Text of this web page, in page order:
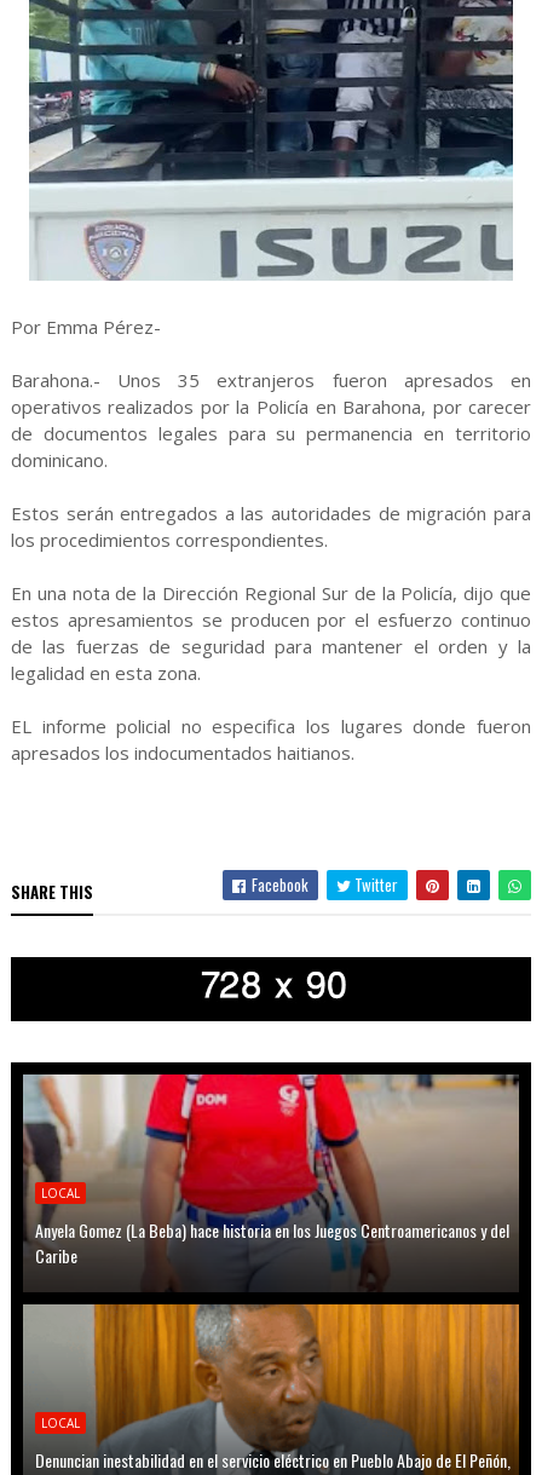
Por Emma Pérez-
Barahona.- Unos 35 extranjeros fueron apresados en
operativos realizados por la Policía en Barahona, por carecer
de documentos legales para su permanencia en territorio
dominicano.
Estos serán entregados a las autoridades de migración para
los procedimientos correspondientes.
En una nota de la Dirección Regional Sur de la Policía, dijo que
estos apresamientos se producen por el esfuerzo continuo
de las fuerzas de seguridad para mantener el orden y la
legalidad en esta zona.
EL informe policial no especifica los lugares donde fueron
apresados los indocumentados haitianos.
SHARE THIS Facebook Twitter
LOCAL
Anyela Gomez (La Beba) hace historia en los Juegos Centroamericanos y del
Caribe
LOCAL
Denuncian inestabilidad en el servicio eléctrico en Pueblo Abajo de El Peñón,